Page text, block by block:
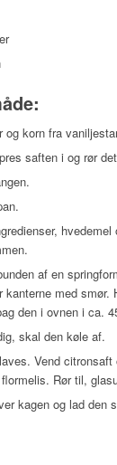
og korn fra
saften i og rør
hvedemel
af en
kanterne med smør.
den i ovnen i ca.
skal den køle af.
Vend
Rør til,
kagen og lad den